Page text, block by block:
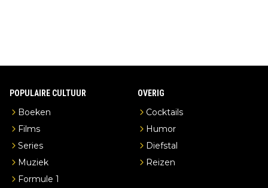
POPULAIRE CULTUUR
Boeken
Films
Series
Muziek
Formule 1
OVERIG
Cocktails
Humor
Diefstal
Reizen